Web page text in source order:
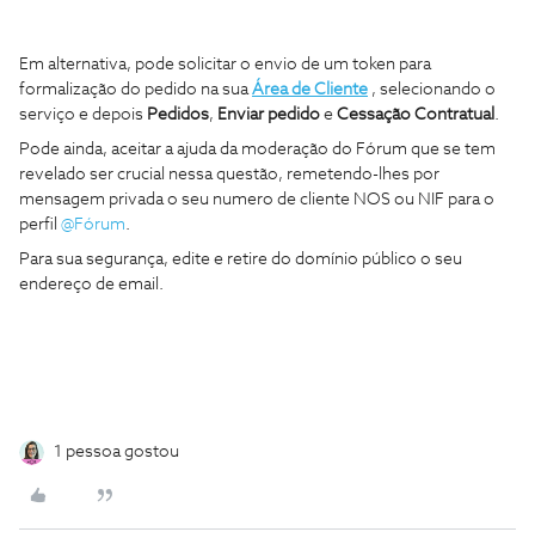
Em alternativa, pode solicitar o envio de um token para
formalização do pedido na suaÁrea de Cliente , selecionando o
serviço e depois Pedidos, Enviar pedido e Cessação Contratual .
Pode ainda, aceitar a ajuda da moderação do Fórum que se tem
revelado ser crucial nessa questão, remetendo-lhes por
mensagem privada o seu numero de cliente NOS ou NIF para o
perfil @Fórum.
Para sua segurança, edite e retire do domínio público o seu
endereço de email.
1 pessoa gostou